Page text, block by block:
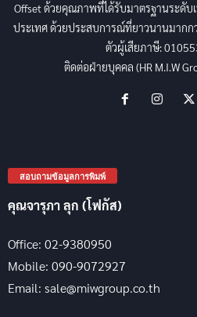
Offset ด้วยคุณภาพที่ได้รับมาตรฐานระดับ
ประเทศ ด้วยประสบการณ์ที่ยาวนานมากก
ตัวผู้เสียภาษี:
ติดต่อฝ่ายบุคคล (HR M.I.W
สอบถามข้อมูลการพิมพ์
คุณจารุภา ลุก (โฟกัส)
Office: 02-9380950
Mobile: 090-9072927
Email: sale@miwgroup.co.th